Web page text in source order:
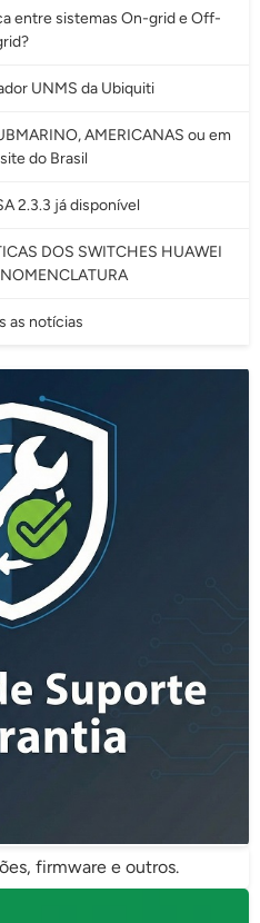
entre sistemas On-grid e Off-
UNMS da Ubiquiti
AMERICANAS ou em
do Brasil
2.3.3 já disponível
DOS SWITCHES HUAWEI
as notícias
firmware e outros.